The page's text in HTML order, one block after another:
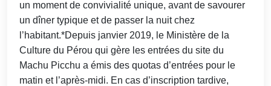
un moment de convivialité unique, avant de savourer
un dîner typique et de passer la nuit chez
l’habitant.*Depuis janvier 2019, le Ministère de la
Culture du Pérou qui gère les entrées du site du
Machu Picchu a émis des quotas d’entrées pour le
matin et l’après-midi. En cas d’inscription tardive,